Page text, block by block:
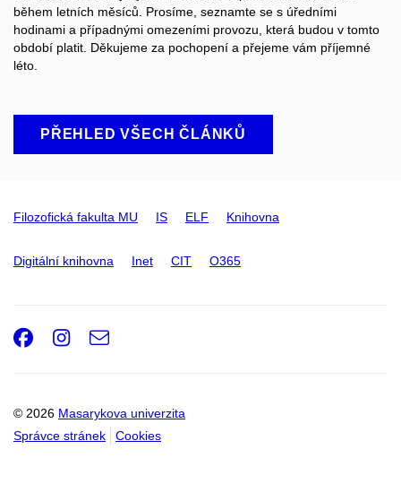
během letních měsíců. Prosíme, seznamte se s úředními
hodinami a případnými omezeními provozu, která budou v tomto
období platit. Děkujeme za pochopení a přejeme vám příjemné
léto.
PŘEHLED VŠECH ČLÁNKŮ
Filozofická fakulta MU IS ELF Knihovna
Digitální knihovna Inet CIT O365
© 2026 Masarykova univerzita
Správce stránek
Cookies
Facebook
Instagram
e-